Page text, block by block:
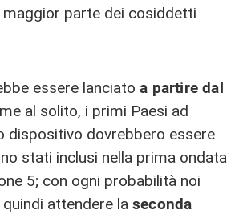
parte dei cosiddetti
essere lanciato a partire dal
al solito, i primi Paesi ad
dispositivo dovrebbero essere
stati inclusi nella prima ondata
5; con ogni probabilità noi
attendere la seconda